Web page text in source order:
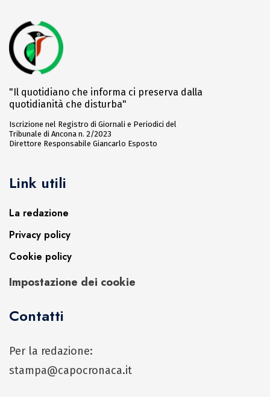
"Il quotidiano che informa ci preserva dalla
quotidianità che disturba"
Iscrizione nel Registro di Giornali e Periodici del
Tribunale di Ancona n. 2/2023
Direttore Responsabile Giancarlo Esposto
Link utili
La redazione
Privacy policy
Cookie policy
Impostazione dei cookie
Contatti
Per la redazione:
stampa@capocronaca.it